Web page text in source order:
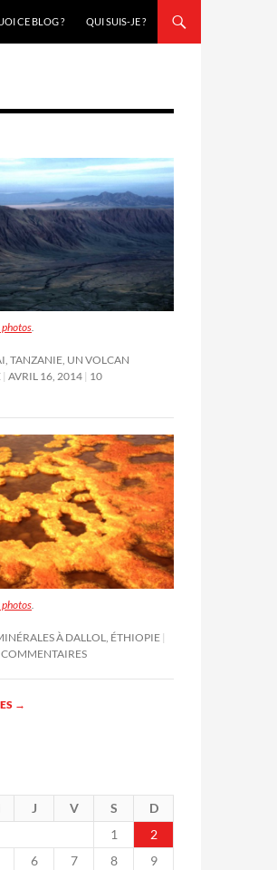
CE BLOG ? QUI SUIS-JE ?
.
TANZANIE, UN VOLCAN
AVRIL 16, 2014 10
À DALLOL, ÉTHIOPIE
→
J V S
D
1
2
6 7 8
9